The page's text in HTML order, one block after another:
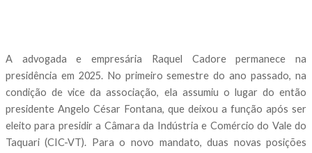
A advogada e empresária Raquel Cadore permanece na
presidência em 2025. No primeiro semestre do ano passado, na
condição de vice da associação, ela assumiu o lugar do então
presidente Angelo César Fontana, que deixou a função após ser
eleito para presidir a Câmara da Indústria e Comércio do Vale do
Taquari (CIC-VT). Para o novo mandato, duas novas posições